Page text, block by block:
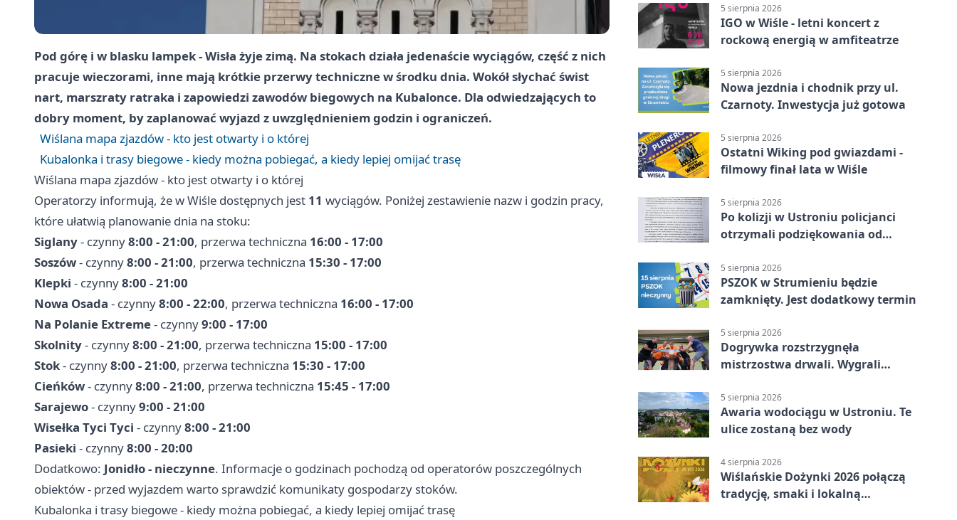
Pod górę i w blasku lampek - Wisła żyje zimą. Na stokach działa jedenaście wyciągów, część z nich
pracuje wieczorami, inne mają krótkie przerwy techniczne w środku dnia. Wokół słychać świst
nart, marszraty ratraka i zapowiedzi zawodów biegowych na Kubalonce. Dla odwiedzających to
dobry moment, by zaplanować wyjazd z uwzględnieniem godzin i ograniczeń.
Wiślana mapa zjazdów - kto jest otwarty i o której
Kubalonka i trasy biegowe - kiedy można pobiegać, a kiedy lepiej omijać trasę
Wiślana mapa zjazdów - kto jest otwarty i o której
Operatorzy informują, że w Wiśle dostępnych jest 11 wyciągów. Poniżej zestawienie nazw i godzin pracy,
które ułatwią planowanie dnia na stoku:
Siglany- czynny8:00 - 21:00, przerwa techniczna 16:00 - 17:00
Soszów- czynny8:00 - 21:00, przerwa techniczna 15:30 - 17:00
Klepki - czynny8:00 - 21:00
Nowa Osada - czynny8:00 - 22:00, przerwa techniczna 16:00 - 17:00
Na Polanie Extreme- czynny9:00 - 17:00
Skolnity- czynny8:00 - 21:00, przerwa techniczna 15:00 - 17:00
Stok- czynny8:00 - 21:00, przerwa techniczna 15:30 - 17:00
Cieńków- czynny8:00 - 21:00, przerwa techniczna 15:45 - 17:00
Sarajewo- czynny9:00 - 21:00
Wisełka Tyci Tyci - czynny8:00 - 21:00
Pasieki - czynny8:00 - 20:00
Dodatkowo: Jonidło - nieczynne. Informacje o godzinach pochodzą od operatorów poszczególnych
obiektów - przed wyjazdem warto sprawdzić komunikaty gospodarzy stoków.
Kubalonka i trasy biegowe - kiedy można pobiegać, a kiedy lepiej omijać trasę
5 sierpnia 2026
IGO w Wiśle - letni koncert z
rockową energią w amfiteatrze
5 sierpnia 2026
Nowa jezdnia i chodnik przy ul.
Czarnoty. Inwestycja już gotowa
5 sierpnia 2026
Ostatni Wiking pod gwiazdami -
filmowy finał lata w Wiśle
5 sierpnia 2026
Po kolizji w Ustroniu policjanci
otrzymali podziękowania od
5 sierpnia 2026
PSZOK w Strumieniu będzie
zamknięty. Jest dodatkowy termin
5 sierpnia 2026
Dogrywka rozstrzygnęła
mistrzostwa drwali. Wygrali
5 sierpnia 2026
Awaria wodociągu w Ustroniu. Te
ulice zostaną bez wody
4 sierpnia 2026
Wiślańskie Dożynki 2026 połączą
tradycję, smaki i lokalną